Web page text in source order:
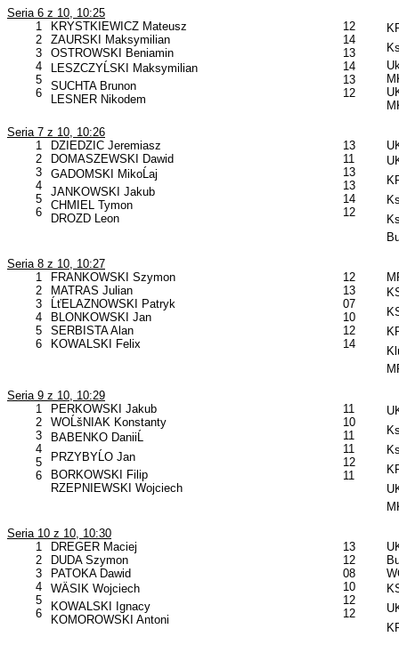
Seria 6 z 10, 10:25
1
2
3
4
5
6
KRYSTKIEWICZ Mateusz
ZAURSKI Maksymilian
OSTROWSKI Beniamin
LESZCZYĹSKI Maksymilian
SUCHTA Brunon
LESNER Nikodem
12
14
13
14
13
12
Seria 7 z 10, 10:26
1
2
3
4
5
6
DZIEDZIC Jeremiasz
DOMASZEWSKI Dawid
GADOMSKI MikoĹaj
JANKOWSKI Jakub
CHMIEL Tymon
DROZD Leon
13
11
13
13
14
12
Seria 8 z 10, 10:27
1
2
3
4
5
6
FRANKOWSKI Szymon
MATRAS Julian
ĹťELAZNOWSKI Patryk
BLONKOWSKI Jan
SERBISTA Alan
KOWALSKI Felix
12
13
07
10
12
14
Seria 9 z 10, 10:29
1
2
3
4
5
6
PERKOWSKI Jakub
WOĹšNIAK Konstanty
BABENKO DaniiĹ
PRZYBYĹO Jan
BORKOWSKI Filip
RZEPNIEWSKI Wojciech
11
10
11
11
12
11
Seria 10 z 10, 10:30
1
2
3
4
5
6
DREGER Maciej
DUDA Szymon
PATOKA Dawid
WÄSIK Wojciech
KOWALSKI Ignacy
KOMOROWSKI Antoni
13
12
08
10
12
12